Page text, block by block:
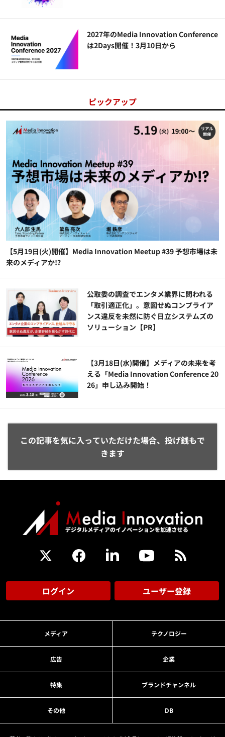
2027年のMedia Innovation Conference
は2Days開催！3月10日から
ピックアップ
【5月19日(火)開催】Media Innovation Meetup #39 予想市場は未
来のメディアか!?
公​​取委の調査でエンタメ業界に問われる
「取引適正化」。意図せぬコンプライア
ンス違反を未然に防ぐ日立システムズの
ソリューション​【PR】
【3月18日(水)開催】メディアの未来を考
える「Media Innovation Conference 20
26」申し込み開始！
この記事を気に入っていただけた場合、投げ銭もで
きます
ログイン ユーザー登録
メディア テクノロジー
広告 企業
特集 ブランドチャンネル
その他 DB